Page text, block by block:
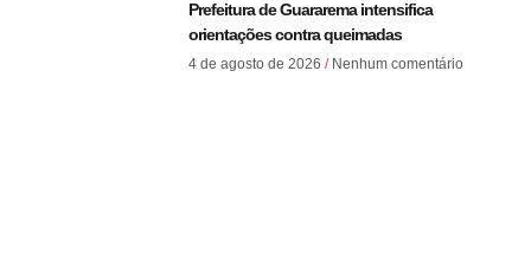
Prefeitura de Guararema intensifica
orientações contra queimadas
4 de agosto de 2026 Nenhum comentário